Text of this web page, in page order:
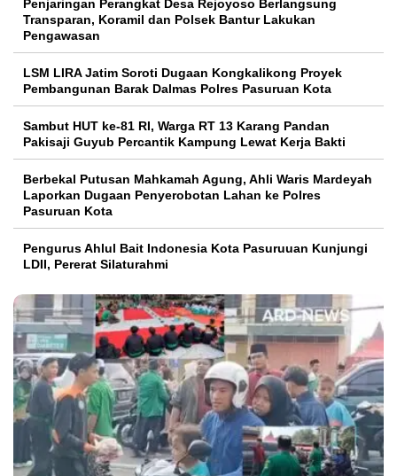
Penjaringan Perangkat Desa Rejoyoso Berlangsung
Transparan, Koramil dan Polsek Bantur Lakukan
Pengawasan
LSM LIRA Jatim Soroti Dugaan Kongkalikong Proyek
Pembangunan Barak Dalmas Polres Pasuruan Kota
Sambut HUT ke-81 RI, Warga RT 13 Karang Pandan
Pakisaji Guyub Percantik Kampung Lewat Kerja Bakti
Berbekal Putusan Mahkamah Agung, Ahli Waris Mardeyah
Laporkan Dugaan Penyerobotan Lahan ke Polres
Pasuruan Kota
Pengurus Ahlul Bait Indonesia Kota Pasuruuan Kunjungi
LDII, Pererat Silaturahmi